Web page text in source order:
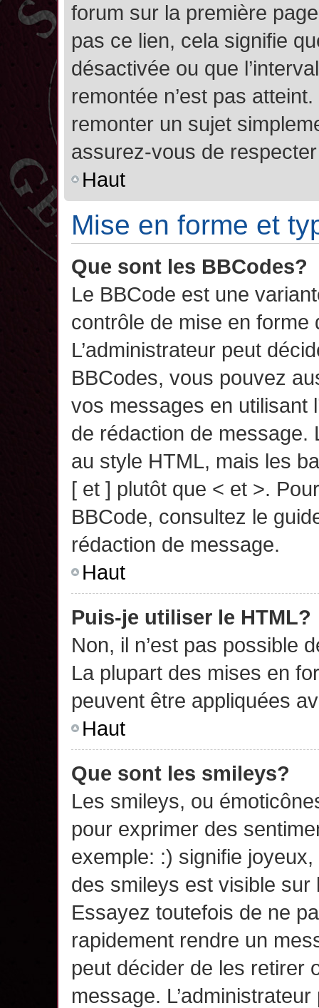
forum sur la première
pas ce lien, cela signifie
désactivée ou que
remontée n’est pas
remonter un sujet
assurez-vous de
Haut
Mise en forme et
Que sont les BBCodes?
Le BBCode est une
contrôle de mise en forme
L’administrateur peut
BBCodes, vous pouvez
vos messages en utilisant
de rédaction de message.
au style HTML, mais les
[ et ] plutôt que < et >.
BBCode, consultez le
rédaction de message.
Haut
Puis-je utiliser le HTML?
Non, il n’est pas possible
La plupart des mises en
peuvent être appliquées
Haut
Que sont les smileys?
Les smileys, ou
pour exprimer des
exemple: :) signifie
des smileys est visible
Essayez toutefois de ne
rapidement rendre un
peut décider de les retirer
message.